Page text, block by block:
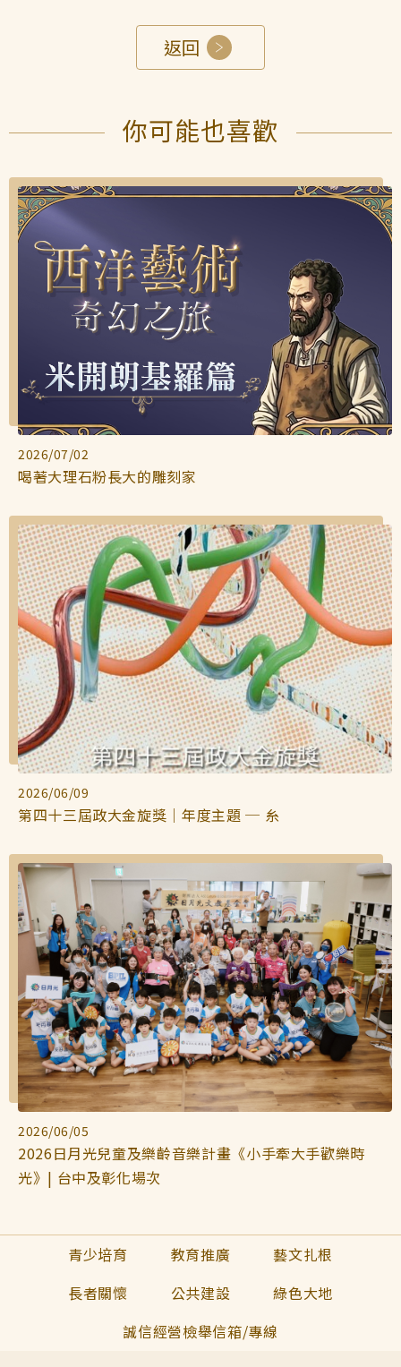
返回
你可能也喜歡
2026/07/02
喝著大理石粉長大的雕刻家
2026/06/09
第四十三屆政大金旋獎｜年度主題 ─ 糸
2026/06/05
2026日月光兒童及樂齡音樂計畫《小手牽大手歡樂時
光》| 台中及彰化場次
青少培育 教育推廣
藝文扎根
長者關懷
公共建設
綠色大地
誠信經營檢舉信箱/專線